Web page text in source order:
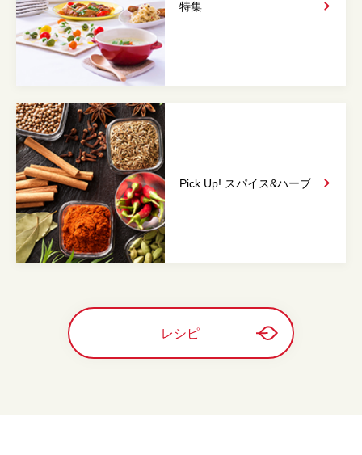
特集
Pick Up! スパイス&ハーブ
レシピ